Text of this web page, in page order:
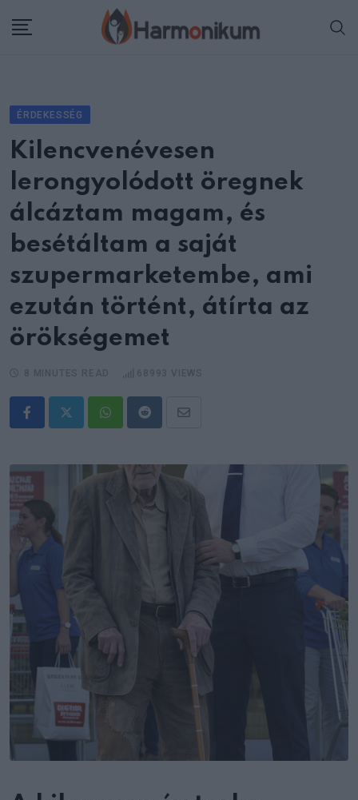
ÉRDEKESSÉG
Kilencvenévesen
lerongyolódott öregnek
álcáztam magam, és
besétáltam a saját
szupermarketembe, ami
ezután történt, átírta az
örökségemet
WhatsappRedditShare
Email